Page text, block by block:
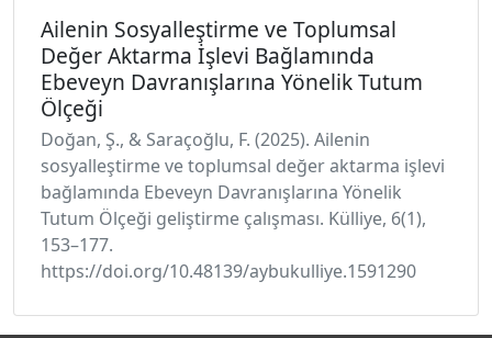
Ailenin Sosyalleştirme ve Toplumsal
Değer Aktarma İşlevi Bağlamında
Ebeveyn Davranışlarına Yönelik Tutum
Ölçeği
Doğan, Ş., & Saraçoğlu, F. (2025). Ailenin
sosyalleştirme ve toplumsal değer aktarma işlevi
bağlamında Ebeveyn Davranışlarına Yönelik
Tutum Ölçeği geliştirme çalışması. Külliye, 6(1),
153–177.
https://doi.org/10.48139/aybukulliye.1591290